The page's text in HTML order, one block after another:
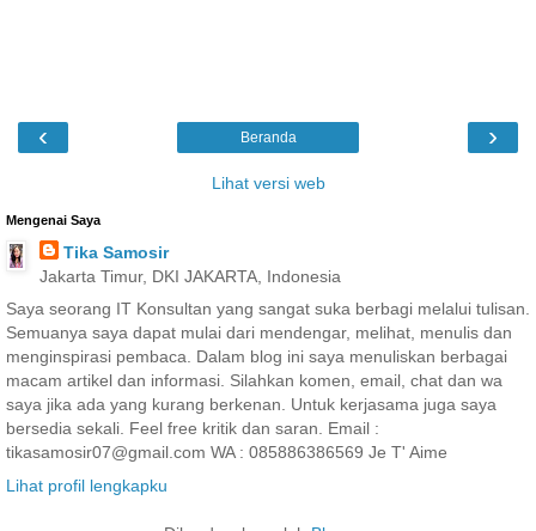
‹ ›
Beranda
Lihat versi web
Mengenai Saya
Tika Samosir
Jakarta Timur, DKI JAKARTA, Indonesia
Saya seorang IT Konsultan yang sangat suka berbagi melalui tulisan.
Semuanya saya dapat mulai dari mendengar, melihat, menulis dan
menginspirasi pembaca. Dalam blog ini saya menuliskan berbagai
macam artikel dan informasi. Silahkan komen, email, chat dan wa
saya jika ada yang kurang berkenan. Untuk kerjasama juga saya
bersedia sekali. Feel free kritik dan saran. Email :
tikasamosir07@gmail.com WA : 085886386569 Je T' Aime
Lihat profil lengkapku